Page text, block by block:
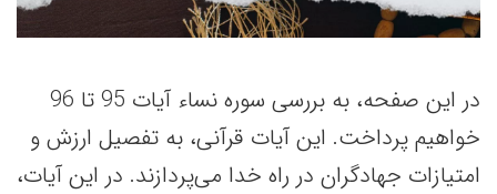
در این صفحه، به بررسی سوره نساء آیات 95 تا 96
خواهیم پرداخت. این آیات قرآنی، به تفصیل ارزش و
امتیازات جهادگران در راه خدا می‌پردازند. در این آیات،